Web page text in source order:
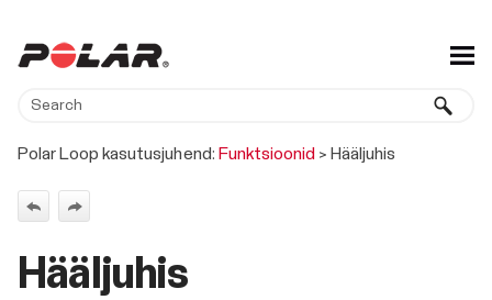
Skip To Main Content
Polar Loop kasutusjuhend: Funktsioonid > Hääljuhis
Hääljuhis